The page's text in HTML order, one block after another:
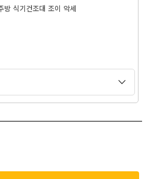
방 식기건조대 조이 악세